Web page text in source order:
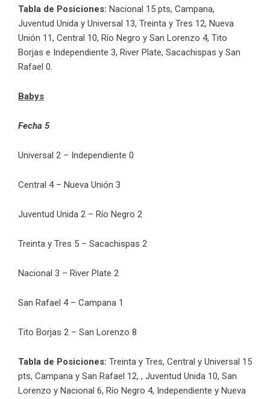
Tabla de Posiciones: Nacional 15 pts, Campana,
Juventud Unida y Universal 13, Treinta y Tres 12, Nueva
Unión 11, Central 10, Río Negro y San Lorenzo 4, Tito
Borjas e Independiente 3, River Plate, Sacachispas y San
Rafael 0.
Babys
Fecha 5
Universal 2 – Independiente 0
Central 4 – Nueva Unión 3
Juventud Unida 2 – Río Negro 2
Treinta y Tres 5 – Sacachispas 2
Nacional 3 – River Plate 2
San Rafael 4 – Campana 1
Tito Borjas 2 – San Lorenzo 8
Tabla de Posiciones: Treinta y Tres, Central y Universal 15
pts, Campana y San Rafael 12, , Juventud Unida 10, San
Lorenzo y Nacional 6, Río Negro 4, Independiente y Nueva